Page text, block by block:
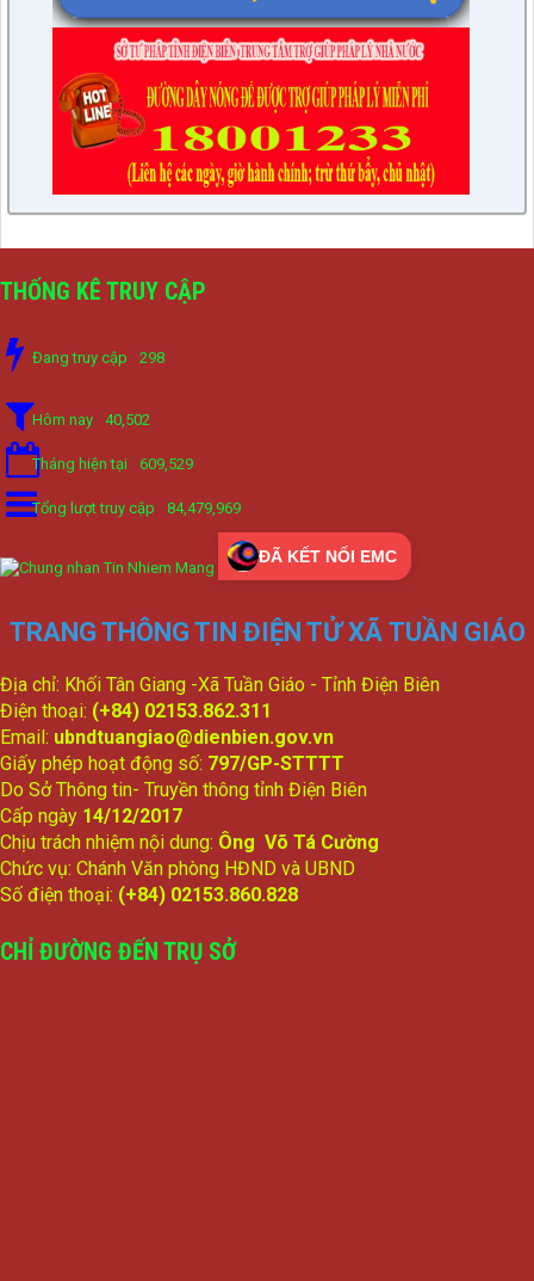
THỐNG KÊ TRUY CẬP
Đang truy cập 298
Hôm nay 40,502
Tháng hiện tại 609,529
Tổng lượt truy cập 84,479,969
ĐÃ KẾT NỐI EMC
TRANG THÔNG TIN ĐIỆN TỬ XÃ TUẦN GIÁO
Địa chỉ: Khối Tân Giang -Xã Tuần Giáo - Tỉnh Điện Biên
Điện thoại: (+84) 02153.862.311
Email: ubndtuangiao@dienbien.gov.vn
Giấy phép hoạt động số: 797/GP-STTTT
Do Sở Thông tin- Truyền thông tỉnh Điện Biên
Cấp ngày 14/12/2017
Chịu trách nhiệm nội dung: Ông Võ Tá Cường
Chức vụ: Chánh Văn phòng HĐND và UBND
Số điện thoại: (+84) 02153.860.828
CHỈ ĐƯỜNG ĐẾN TRỤ SỞ